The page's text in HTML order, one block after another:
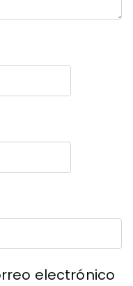
electrónico